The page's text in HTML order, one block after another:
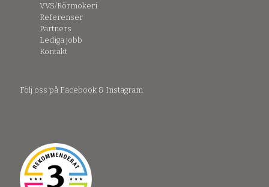
VVS/Rörmokeri
Referenser
Partners
Lediga jobb
Kontakt
Följ oss på Facebook & Instagram